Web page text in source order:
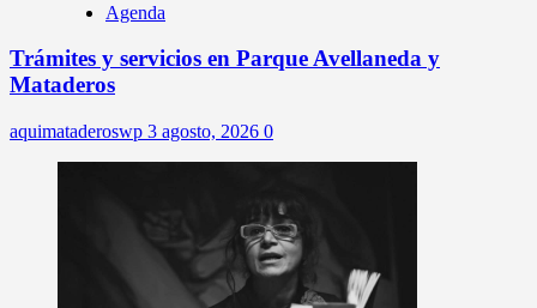
Agenda
Trámites y servicios en Parque Avellaneda y
Mataderos
aquimataderoswp 3 agosto, 2026 0